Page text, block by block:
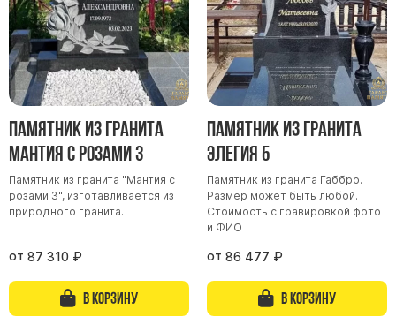
Памятники комбинированные
Памятники из цветного гранита
Памятники красные
Памятники красно-черные
Памятники коричневые
Памятники серые
Памятники зеленые
Памятники из Дымовского гранита
Памятники из гранита Возрождение
Памятники из гранита Гранатовый Амфиболит
Памятники из гранита Сюскюянсаари
Памятники из гранита Балтик Грин
Памятник из гранита
Мантия с розами 3
Памятник из гранита "Мантия с
розами 3", изготавливается из
природного гранита.
от 87 310 ₽
В корзину
Памятник из гранита
Элегия 5
Памятник из гранита Габбро.
Размер может быть любой.
Стоимость с гравировкой фото
и ФИО
от 86 477 ₽
В корзину